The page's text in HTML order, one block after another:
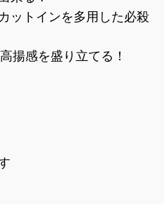
ットインを多用した必殺
揚感を盛り立てる！